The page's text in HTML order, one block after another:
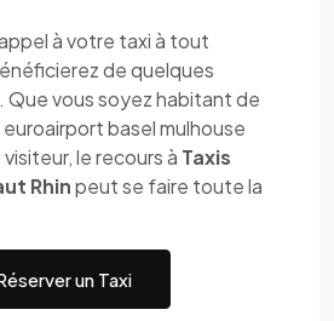
à votre taxi à tout
de quelques
Que vous soyez habitant de
basel mulhouse
le recours à Taxis
Rhinpeut se faire toute la
un Taxi